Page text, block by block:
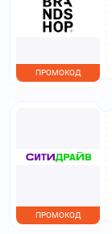
ПРОМОКОД
ПРОМОКОД